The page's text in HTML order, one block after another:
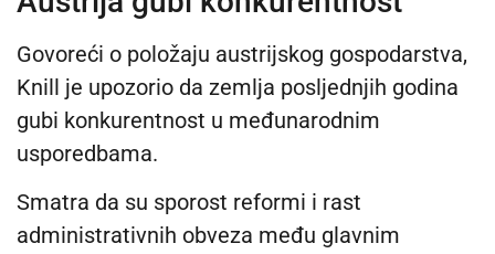
Govoreći o položaju austrijskog gospodarstva,
Knill je upozorio da zemlja posljednjih godina
gubi konkurentnost u međunarodnim
usporedbama.
Smatra da su sporost reformi i rast
administrativnih obveza među glavnim